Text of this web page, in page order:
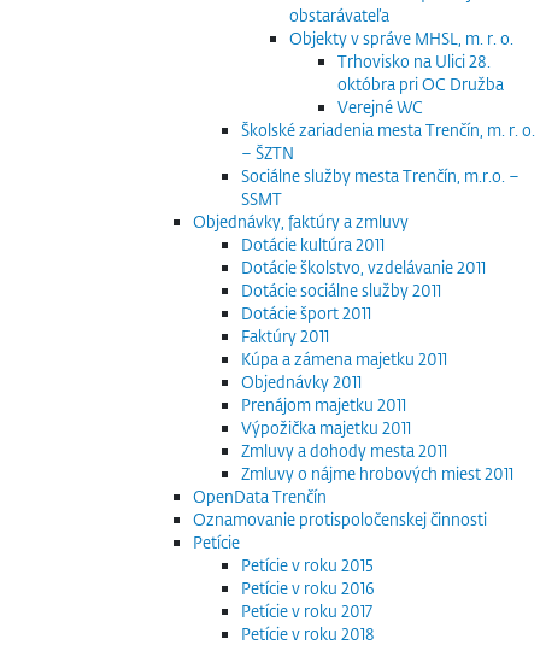
obstarávateľa
Objekty v správe MHSL, m. r. o.
Trhovisko na Ulici 28.
októbra pri OC Družba
Verejné WC
Školské zariadenia mesta Trenčín, m. r. o.
– ŠZTN
Sociálne služby mesta Trenčín, m.r.o. –
SSMT
Objednávky, faktúry a zmluvy
Dotácie kultúra 2011
Dotácie školstvo, vzdelávanie 2011
Dotácie sociálne služby 2011
Dotácie šport 2011
Faktúry 2011
Kúpa a zámena majetku 2011
Objednávky 2011
Prenájom majetku 2011
Výpožička majetku 2011
Zmluvy a dohody mesta 2011
Zmluvy o nájme hrobových miest 2011
OpenData Trenčín
Oznamovanie protispoločenskej činnosti
Petície
Petície v roku 2015
Petície v roku 2016
Petície v roku 2017
Petície v roku 2018